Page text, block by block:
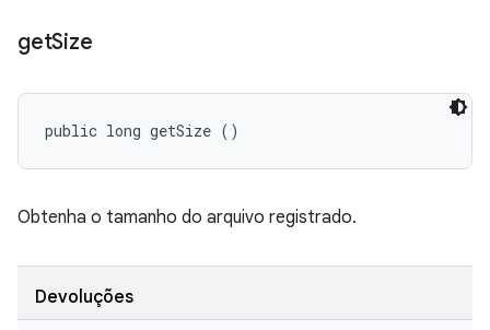
getSize
public long getSize ()
Obtenha o tamanho do arquivo registrado.
Devoluções